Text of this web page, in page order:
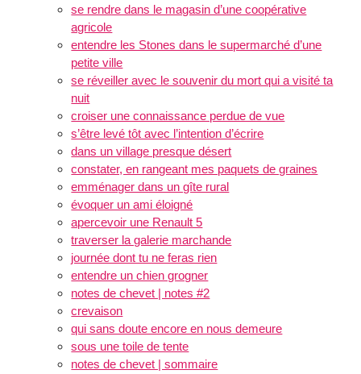
se rendre dans le magasin d’une coopérative
agricole
entendre les Stones dans le supermarché d’une
petite ville
se réveiller avec le souvenir du mort qui a visité ta
nuit
croiser une connaissance perdue de vue
s’être levé tôt avec l’intention d’écrire
dans un village presque désert
constater, en rangeant mes paquets de graines
emménager dans un gîte rural
évoquer un ami éloigné
apercevoir une Renault 5
traverser la galerie marchande
journée dont tu ne feras rien
entendre un chien grogner
notes de chevet | notes #2
crevaison
qui sans doute encore en nous demeure
sous une toile de tente
notes de chevet | sommaire